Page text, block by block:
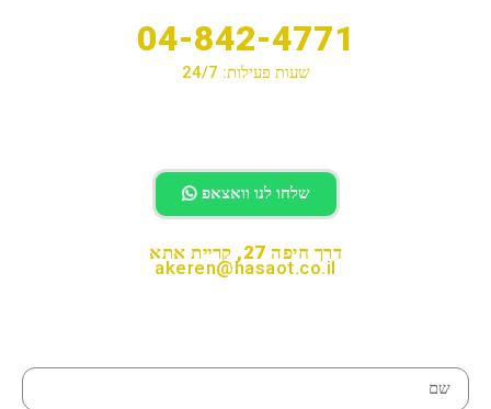
04-842-4771
שעות פעילות: 24/7
שלחו לנו וואצאפ
דרך חיפה 27, קריית אתא
akeren@hasaot.co.il